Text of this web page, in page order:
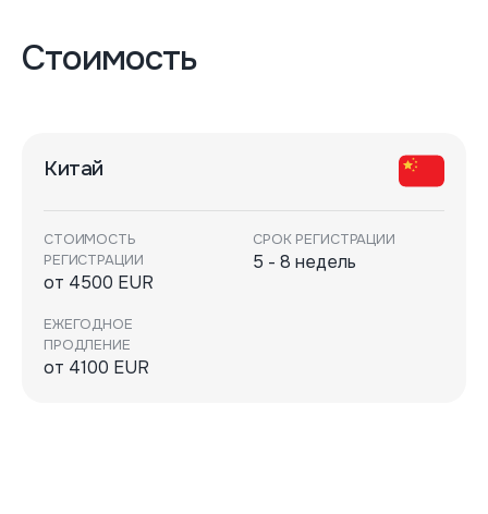
Стоимость
Китай
СТОИМОСТЬ
РЕГИСТРАЦИИ
от 4500 EUR
СРОК РЕГИСТРАЦИИ
5 - 8 недель
ЕЖЕГОДНОЕ
ПРОДЛЕНИЕ
от 4100 EUR